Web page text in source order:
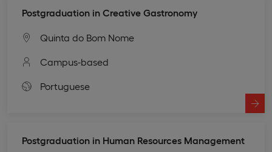
Postgraduation in Creative Gastronomy
Quinta do Bom Nome
Campus-based
Portuguese
Postgraduation in Human Resources Management